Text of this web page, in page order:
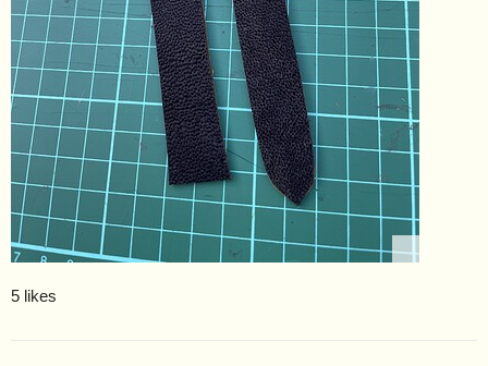
5 likes